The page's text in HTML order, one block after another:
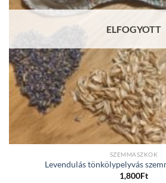
ELFOGYOTT
SZEMMASZKOK
Levendulás tönkölypelyvás
1,800Ft